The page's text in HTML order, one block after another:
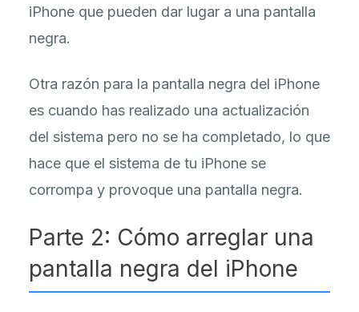
iPhone que pueden dar lugar a una pantalla
negra.
Otra razón para la pantalla negra del iPhone
es cuando has realizado una actualización
del sistema pero no se ha completado, lo que
hace que el sistema de tu iPhone se
corrompa y provoque una pantalla negra.
Parte 2: Cómo arreglar una
pantalla negra del iPhone